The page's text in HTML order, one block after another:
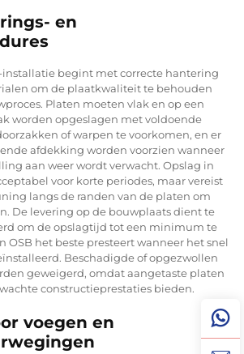
en
installatie begint met correcte hantering
om de plaatkwaliteit te behouden
Platen moeten vlak en op een
worden opgeslagen met voldoende
of warpen te voorkomen, en er
afdekking worden voorzien wanneer
aan weer wordt verwacht. Opslag in
voor korte periodes, maar vereist
langs de randen van de platen om
De levering op de bouwplaats dient te
om de opslagtijd tot een minimum te
OSB het beste presteert wanneer het snel
Beschadigde of opgezwollen
geweigerd, omdat aangetaste platen
constructieprestaties bieden.
voegen en